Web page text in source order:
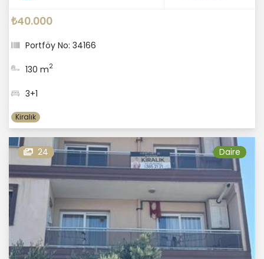
₺40.000
Portföy No: 34166
130 m2
3+1
Kiralık
24 Daire